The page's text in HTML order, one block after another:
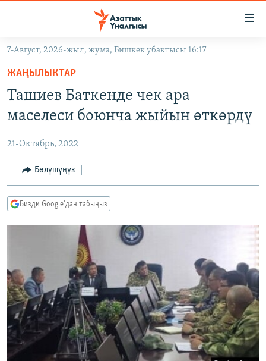
Навигацияга
өтүңүз
Издөөгө
салыңыз
ЭКОНОМИКА
МАДАНИЯТ
БОРБОР АЗИЯ
АТАЙЫН ИЛИКТӨӨ
ТВ ПРОГРАММАЛАР
ЭКСПЕРТТЕР ТАЛДАЙТ
БИЗ ЖАНА ДҮЙНӨ
ЭЖЕ-СИҢДИЛЕР
АЗАТТЫК+
ЫҢГАЙСЫЗ СУРООЛОР
ӨЗГӨЧӨ ПИКИР
ОНЛАЙН ШЕРИНЕ
ЭЕ/АРнун бардык сайттары
7-Август, 2026-жыл, жума, Бишкек убактысы 16:17
ЖАҢЫЛЫКТАР
Ташиев Баткенде чек ара
маселеси боюнча жыйын өткөрдү
21-Октябрь, 2022
Бөлүшүңүз
Бизди Google'дан табыңыз